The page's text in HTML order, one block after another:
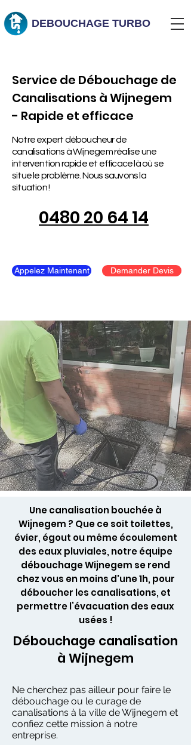
DEBOUCHAGE TURBO
Service de Débouchage de
Canalisations à Wijnegem
- Rapide et efficace
Notre expert déboucheur de
canalisations à Wijnegem réalise une
intervention rapide et efficace là où se
situe le problème. Nous sauvons la
situation !
0480 20 64 14
Appelez Maintenant Demander Devis
Une canalisation bouchée à
Wijnegem ? Que ce soit toilettes,
évier, égout ou même écoulement
des eaux pluviales, notre équipe
débouchage Wijnegem se rend
chez vous en moins d'une 1h, pour
déboucher les canalisations, et
permettre l’évacuation des eaux
usées !
Débouchage canalisation
à Wijnegem
Ne cherchez pas ailleur pour faire le
débouchage ou le curage de
canalisations à la ville de Wijnegem et
confiez cette mission à notre
entreprise.